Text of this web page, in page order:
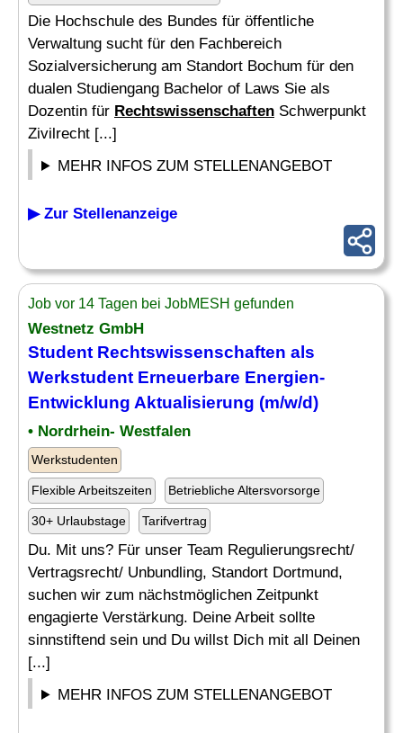
Die Hochschule des Bundes für öffentliche
Verwaltung sucht für den Fachbereich
Sozialversicherung am Standort Bochum für den
dualen Studiengang Bachelor of Laws Sie als
Dozentin für Rechtswissenschaften Schwerpunkt
Zivilrecht [...]
MEHR INFOS ZUM STELLENANGEBOT
▶ Zur Stellenanzeige
Job vor 14 Tagen bei JobMESH gefunden
Westnetz GmbH
Student Rechtswissenschaften als
Werkstudent Erneuerbare Energien-
Entwicklung Aktualisierung (m/w/d)
• Nordrhein- Westfalen
Werkstudenten
Flexible Arbeitszeiten Betriebliche Altersvorsorge
30+ Urlaubstage Tarifvertrag
Du. Mit uns? Für unser Team Regulierungsrecht/
Vertragsrecht/ Unbundling, Standort Dortmund,
suchen wir zum nächstmöglichen Zeitpunkt
engagierte Verstärkung. Deine Arbeit sollte
sinnstiftend sein und Du willst Dich mit all Deinen
[...]
MEHR INFOS ZUM STELLENANGEBOT